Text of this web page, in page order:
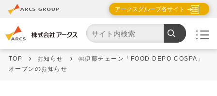
アークスグループ各サイト
TOP お知らせ
㈱伊藤チェーン「FOOD DEPO COSPA」
オープンのお知らせ